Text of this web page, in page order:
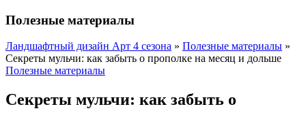
Полезные материалы
Ландшафтный дизайн Арт 4 сезона » Полезные материалы »
Секреты мульчи: как забыть о прополке на месяц и дольше
Полезные материалы
Секреты мульчи: как забыть о